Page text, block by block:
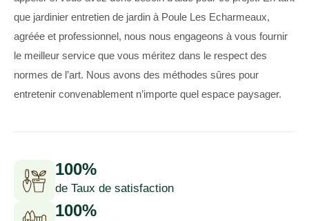
que jardinier entretien de jardin à Poule Les Echarmeaux,
agréée et professionnel, nous nous engageons à vous fournir
le meilleur service que vous méritez dans le respect des
normes de l’art. Nous avons des méthodes sûres pour
entretenir convenablement n’importe quel espace paysager.
100%
de Taux de satisfaction
100%